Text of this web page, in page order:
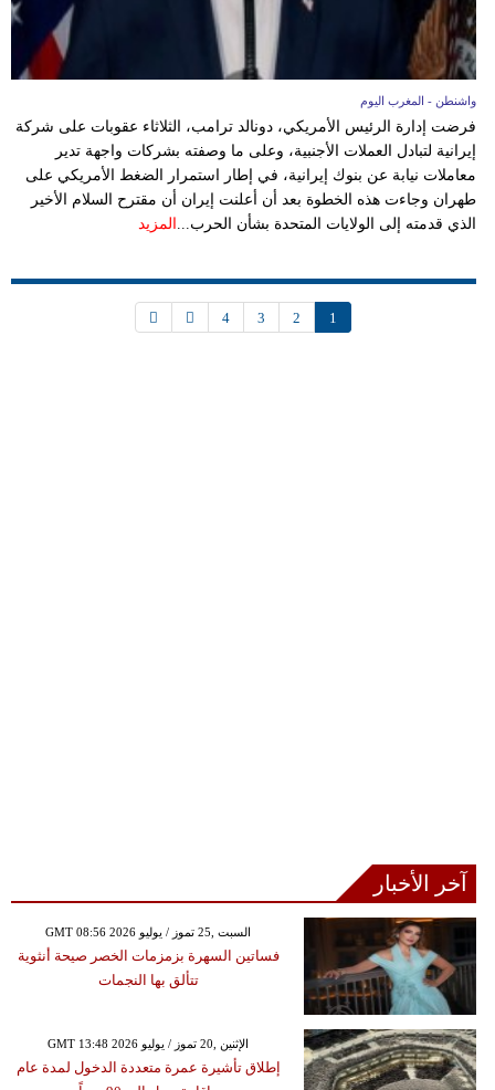
واشنطن - المغرب اليوم
فرضت إدارة الرئيس الأمريكي، دونالد ترامب، الثلاثاء عقوبات على شركة
إيرانية لتبادل العملات الأجنبية، وعلى ما وصفته بشركات واجهة تدير
معاملات نيابة عن بنوك إيرانية، في إطار استمرار الضغط الأمريكي على
طهران وجاءت هذه الخطوة بعد أن أعلنت إيران أن مقترح السلام الأخير
الذي قدمته إلى الولايات المتحدة بشأن الحرب... المزيد
1
2
3
4
آخر الأخبار
GMT 08:56 2026 السبت ,25 تموز / يوليو
فساتين السهرة بزمزمات الخصر صيحة أنثوية
تتألق بها النجمات
GMT 13:48 2026 الإثنين ,20 تموز / يوليو
إطلاق تأشيرة عمرة متعددة الدخول لمدة عام